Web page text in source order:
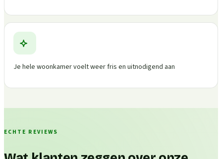
Je hele woonkamer voelt weer fris en uitnodigend aan
ECHTE REVIEWS